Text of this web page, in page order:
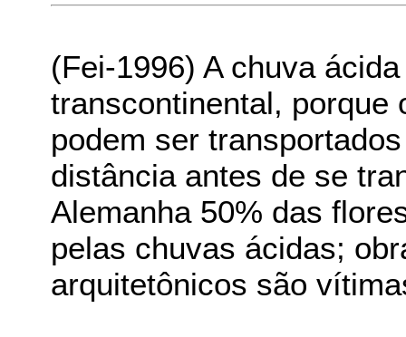
(Fei-1996) A chuva
transcontinental, porque
podem ser
distância antes de se
Alemanha 50% das
pelas chuvas ácidas;
arquitetônicos são